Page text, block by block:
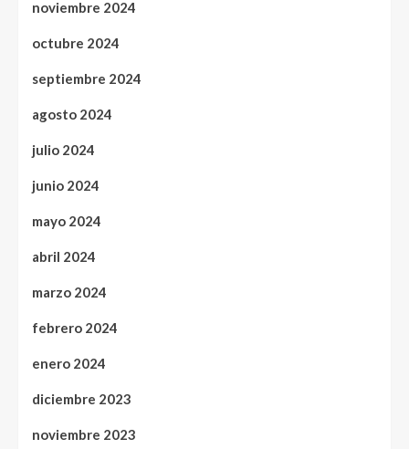
noviembre 2024
octubre 2024
septiembre 2024
agosto 2024
julio 2024
junio 2024
mayo 2024
abril 2024
marzo 2024
febrero 2024
enero 2024
diciembre 2023
noviembre 2023